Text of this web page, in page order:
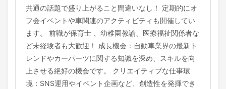
共通の話題で盛り上がること間違いなし！ 定期的にオ
フ会イベントや車関連のアクティビティも開催してい
ます。 前職が保育士 、幼稚園教諭、医療福祉関係者な
ど未経験者も大歓迎！ 成長機会：自動車業界の最新ト
レンドやカーパーツに関する知識を深め、スキルを向
上させる絶好の機会です。 クリエイティブな仕事環
境：SNS運用やイベント企画など、創造性を発揮でき